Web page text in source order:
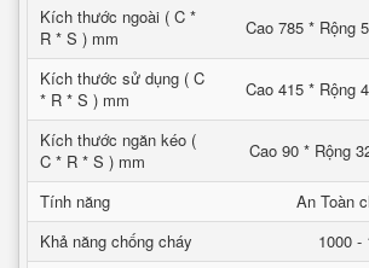
Kích thước ngoài ( C *
R * S ) mm
Cao 785 * Rộng
Kích thước sử dụng ( C
* R * S ) mm
Cao 415 * Rộng
Kích thước ngăn kéo (
C * R * S ) mm
Cao 90 * Rộng
Tính năng
An Toàn
Khả năng chống cháy
1000 -